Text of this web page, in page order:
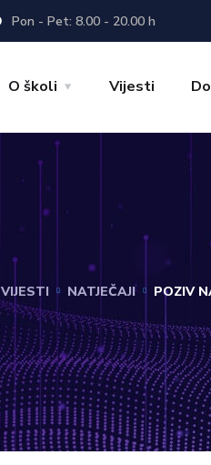
Pon - Pet: 8.00 - 20.00 h
O školi Vijesti
VIJESTI NATJEČAJI POZIV